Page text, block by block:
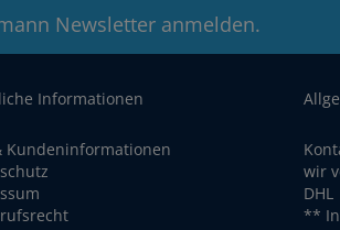
Newsletter anmelden.
Informationen
Kundeninformationen
wir
DHL
**